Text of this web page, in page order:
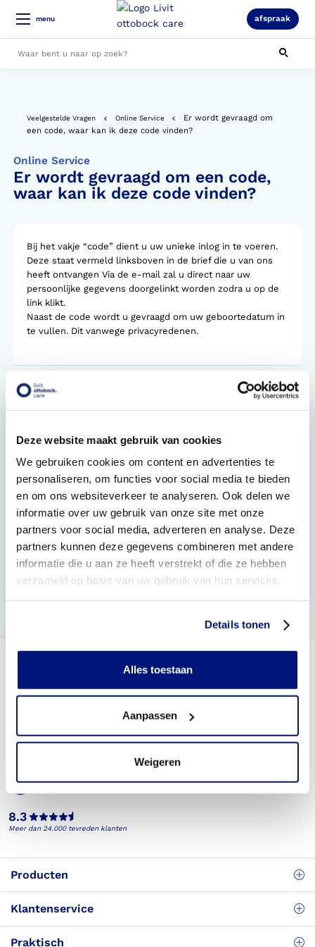
Deze website maakt gebruik van cookies
We gebruiken cookies om content en advertenties te
personaliseren, om functies voor social media te bieden
en om ons websiteverkeer te analyseren. Ook delen we
informatie over uw gebruik van onze site met onze
partners voor social media, adverteren en analyse. Deze
partners kunnen deze gegevens combineren met andere
informatie die u aan ze heeft verstrekt of die ze hebben
verzameld op basis van uw gebruik van hun services.
Details tonen
Alles toestaan
Aanpassen
Weigeren
menu afspraak
Veelgestelde Vragen Online Service
Er wordt gevraagd om
een code, waar kan ik deze code vinden?
Online Service
Er wordt gevraagd om een code,
waar kan ik deze code vinden?
Bij het vakje “code” dient u uw unieke inlog in te voeren.
Deze staat vermeld linksboven in de brief die u van ons
heeft ontvangen Via de e-mail zal u direct naar uw
persoonlijke gegevens doorgelinkt worden zodra u op de
link klikt.
Naast de code wordt u gevraagd om uw geboortedatum in
te vullen. Dit vanwege privacyredenen.
Gerelateerde vragen
regelen?
Kunnen de via Online Service bestelde producten
retour gestuurd worden via de post?
Ik krijg een melding dat mijn inlog niet goed is?
hulpmiddel dat via Online Service besteld is?
Telefonisch bereikbaar
(088) 245 20 00
8.3
Meer dan 24.000 tevreden klanten
Producten
Klantenservice
Praktisch